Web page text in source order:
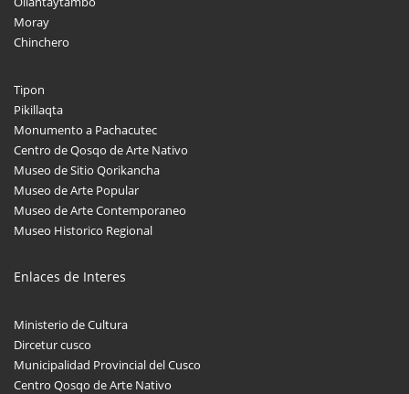
Moray
Chinchero
Tipon
Pikillaqta
Monumento a Pachacutec
Centro de Qosqo de Arte Nativo
Museo de Sitio Qorikancha
Museo de Arte Popular
Museo de Arte Contemporaneo
Museo Historico Regional
Enlaces de Interes
Ministerio de Cultura
Dircetur cusco
Municipalidad Provincial del Cusco
Centro Qosqo de Arte Nativo